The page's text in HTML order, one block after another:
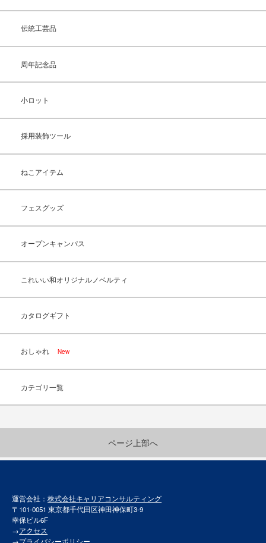
伝統工芸品
周年記念品
小ロット
採用装飾ツール
ねこアイテム
フェスグッズ
オープンキャンパス
これいい和オリジナルノベルティ
カタログギフト
おしゃれ New
カテゴリ一覧
ページ上部へ
運営会社：株式会社キャリアコンサルティング
〒101-0051 東京都千代田区神田神保町3-9
幸保ビル6F
→アクセス
→プライバシーポリシー